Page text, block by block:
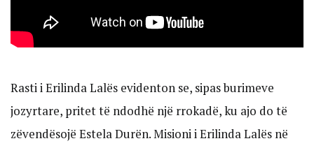
Rasti i Erilinda Lalës evidenton se, sipas burimeve
jozyrtare, pritet të ndodhë një rrokadë, ku ajo do të
zëvendësojë Estela Durën. Misioni i Erilinda Lalës në